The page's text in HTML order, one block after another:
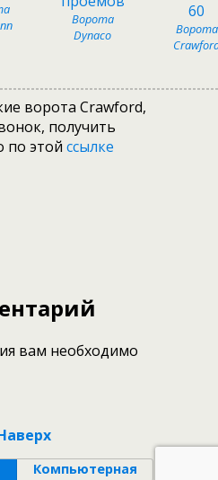
Ворота
Dynaco
Ворота
ворота Crawford,
получить
по этой ссылке
вам необходимо
Компьютерная